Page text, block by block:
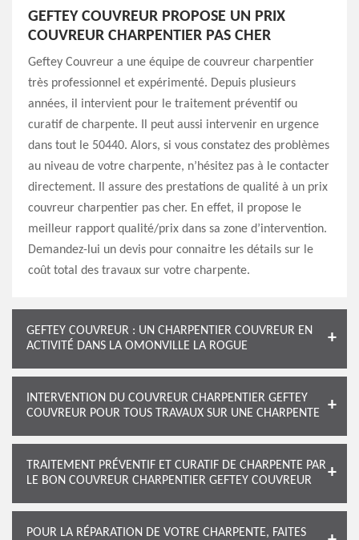
GEFTEY COUVREUR PROPOSE UN PRIX
COUVREUR CHARPENTIER PAS CHER
Geftey Couvreur a une équipe de couvreur charpentier
très professionnel et expérimenté. Depuis plusieurs
années, il intervient pour le traitement préventif ou
curatif de charpente. Il peut aussi intervenir en urgence
dans tout le 50440. Alors, si vous constatez des problèmes
au niveau de votre charpente, n’hésitez pas à le contacter
directement. Il assure des prestations de qualité à un prix
couvreur charpentier pas cher. En effet, il propose le
meilleur rapport qualité/prix dans sa zone d’intervention.
Demandez-lui un devis pour connaitre les détails sur le
coût total des travaux sur votre charpente.
GEFTEY COUVREUR : UN CHARPENTIER COUVREUR EN
ACTIVITÉ DANS LA OMONVILLE LA ROGUE
INTERVENTION DU COUVREUR CHARPENTIER GEFTEY
COUVREUR POUR TOUS TRAVAUX SUR UNE CHARPENTE
TRAITEMENT PRÉVENTIF ET CURATIF DE CHARPENTE PAR
LE BON COUVREUR CHARPENTIER GEFTEY COUVREUR
POUR LA RÉPARATION DE VOTRE CHARPENTE, FAITES